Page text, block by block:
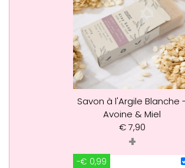
Savon à l'Argile Blanche
Avoine & Miel
€7,90
+
-€ 0,99